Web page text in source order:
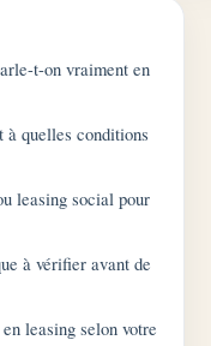
t-on vraiment en
quelles conditions
leasing social pour
à vérifier avant de
leasing selon votre